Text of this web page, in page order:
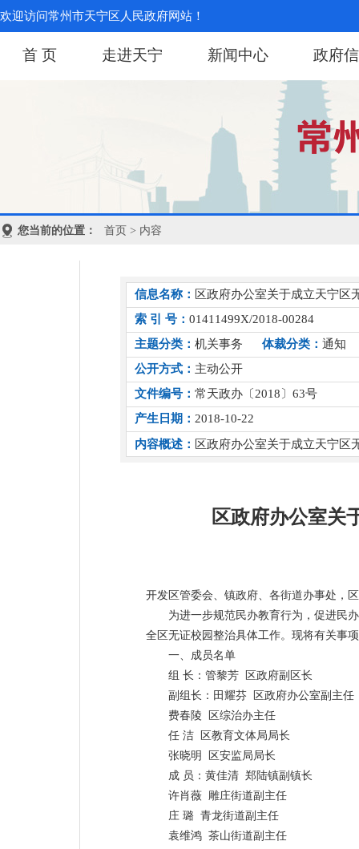
欢迎访问常州市天宁区人民政府网站！
首 页 走进天宁 新闻中心 政府
您当前的位置： 首页 > 内容
信息名称： 区政府办公室关于成立天宁区
索 引 号： 01411499X/2018-00284
主题分类： 机关事务 体裁分类： 通知
公开方式： 主动公开
文件编号： 常天政办〔2018〕63号
产生日期： 2018-10-22
内容概述： 区政府办公室关于成立天宁区
区政府办公室关
开发区管委会、镇政府、各街道办事处，
为进一步规范民办教育行为，促进民
全区无证校园整治具体工作。现将有关事
一、成员名单
组 长：管黎芳 区政府副区长
副组长：田耀芬 区政府办公室副主任
费春陵 区综治办主任
任 洁 区教育文体局局长
张晓明 区安监局局长
成 员：黄佳清 郑陆镇副镇长
许肖薇 雕庄街道副主任
庄 璐 青龙街道副主任
袁维鸿 茶山街道副主任